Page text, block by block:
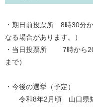
・期日前投票所 8時30分
なる場合があります。）
・当日投票所 7時から20
まで）
・今後の選挙（予定）
令和8年2月頃 山口県